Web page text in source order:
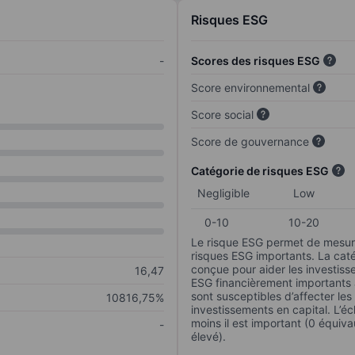
-
16,47
10816,75%
-
Risques ESG
Scores des risques ESG
Score environnemental
Score social
Score de gouvernance
Catégorie de risques ESG
Negligible
Low
0-10
10-20
Le risque ESG permet de
risques ESG importants. La
conçue pour aider les
ESG financièrement
sont susceptibles d’affecter
investissements en capital.
moins il est important (0
élevé).